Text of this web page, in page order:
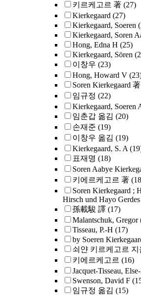
키르케고르 著 (27)
Kierkegaard (27)
Kierkegaard, Soeren
Kierkegaard, Soren
Hong, Edna H (25)
Kierkegaard, Sören
이창우 (23)
Hong, Howard V
Soren Kierkegaard 著
임규정 (22)
Kierkegaard, Soeren
임춘갑 옮김 (20)
손재준 (19)
이창우 옮김 (19)
Kierkegaard, S. A
표재명 (18)
Soren Aabye
키에르케고르 著
Soren Kierkegaard ;
Hirsch und Hayo Gerdes
孫載駿 譯 (17)
Malantschuk, Gregor
Tisseau, P.-H (17)
by Soeren
쇠얀 키르케고르 지
키에르케고르 (16)
Jacquet-Tisseau,
Swenson, David F
임규정 옮김 (15)